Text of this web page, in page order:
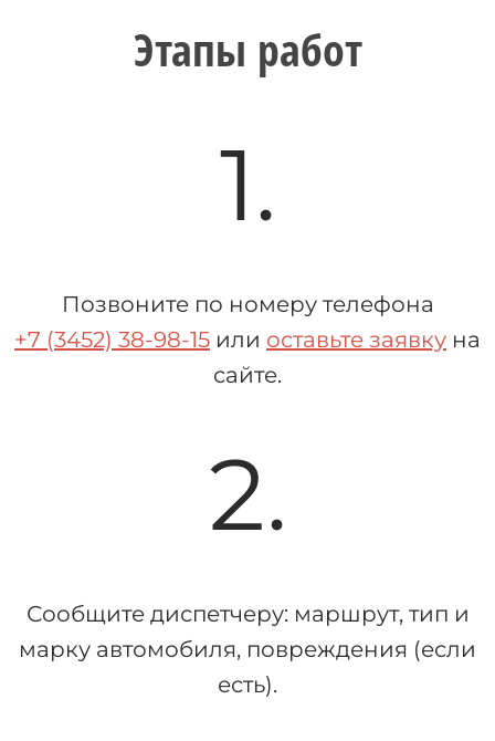
Этапы работ
1.
Позвоните по номеру телефона
+7 (3452) 38-98-15 или оставьте заявку на
сайте.
2.
Сообщите диспетчеру: маршрут, тип и
марку автомобиля, повреждения (если
есть).